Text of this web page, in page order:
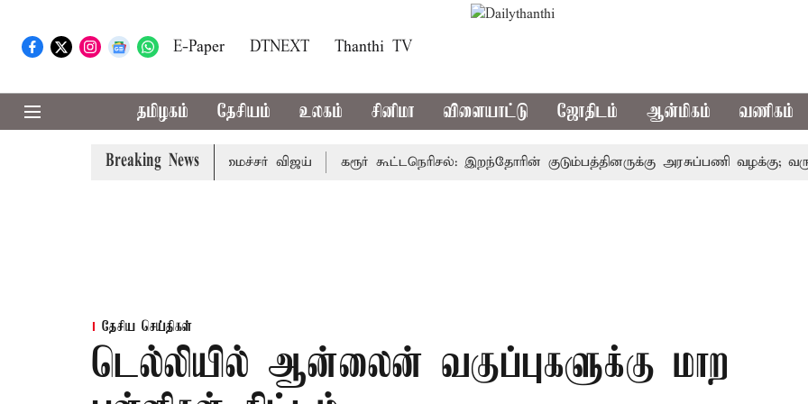
E-Paper DTNEXT Thanthi TV
தமிழகம் தேசியம் உலகம் சினிமா விளையாட்டு ஜோதிடம் ஆன்மிகம் வணிகம்
Breaking News
பாதிக்கும்: முதல்-அமைச்சர் விஜய் கரூர் கூட்டநெரிசல்: இறந்தோரின் குடும்பத்தினருக்கு அரசுப்பணி வழக்கு; வரும்
தேசிய செய்திகள்
டெல்லியில் ஆன்லைன் வகுப்புகளுக்கு மாற